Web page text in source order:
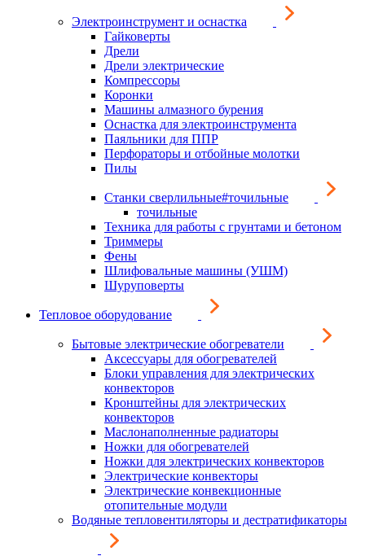
Электроинструмент и оснастка
Гайковерты
Дрели
Дрели электрические
Компрессоры
Коронки
Машины алмазного бурения
Оснастка для электроинструмента
Паяльники для ППР
Перфораторы и отбойные молотки
Пилы
Станки сверлильные#точильные
точильные
Техника для работы с грунтами и бетоном
Триммеры
Фены
Шлифовальные машины (УШМ)
Шуруповерты
Тепловое оборудование
Бытовые электрические обогреватели
Аксессуары для обогревателей
Блоки управления для электрических
конвекторов
Кронштейны для электрических
конвекторов
Маслонаполненные радиаторы
Ножки для обогревателей
Ножки для электрических конвекторов
Электрические конвекторы
Электрические конвекционные
отопительные модули
Водяные тепловентиляторы и дестратификаторы